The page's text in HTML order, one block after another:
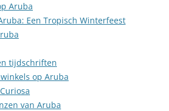
Aruba
Een Tropisch Winterfeest
tijdschriften
op Aruba
van Aruba